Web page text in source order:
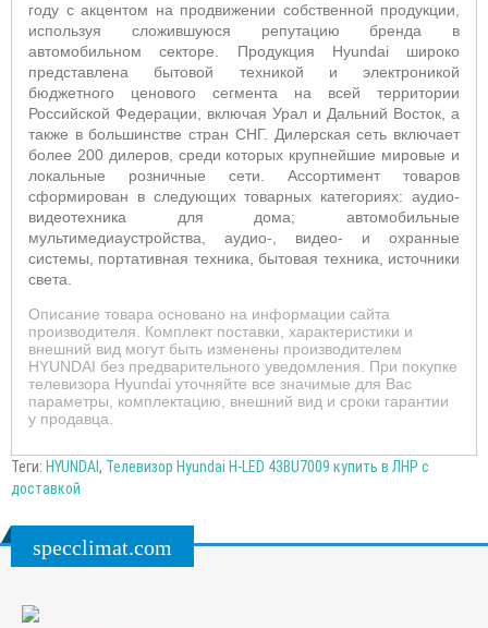
году c акцентом на продвижении собственной продукции,
используя сложившуюся репутацию бренда в
автомобильном секторе. Продукция Hyundaiшироко
представлена бытовой техникой и электроникой
бюджетного ценового сегмента на всей территории
Российской Федерации, включая Урал и Дальний Восток, а
также в большинстве стран СНГ. Дилерская сеть включает
более 200 дилеров, среди которых крупнейшие мировые и
локальные розничные сети. Ассортимент товаров
сформирован в следующих товарных категориях: аудио-
видеотехника для дома; автомобильные
мультимедиаустройства, аудио-, видео- и охранные
системы, портативная техника, бытовая техника, источники
света.
Описание товара основано на информации сайта
производителя. Комплект поставки, характеристики и
внешний вид могут быть изменены производителем
HYUNDAI без предварительного уведомления. При покупке
телевизора Hyundai уточняйте все значимые для Вас
параметры, комплектацию, внешний вид и сроки гарантии
у продавца.
Теги: HYUNDAI, Телевизор Hyundai H-LED 43BU7009 купить в ЛНР с
доставкой
specclimat.com